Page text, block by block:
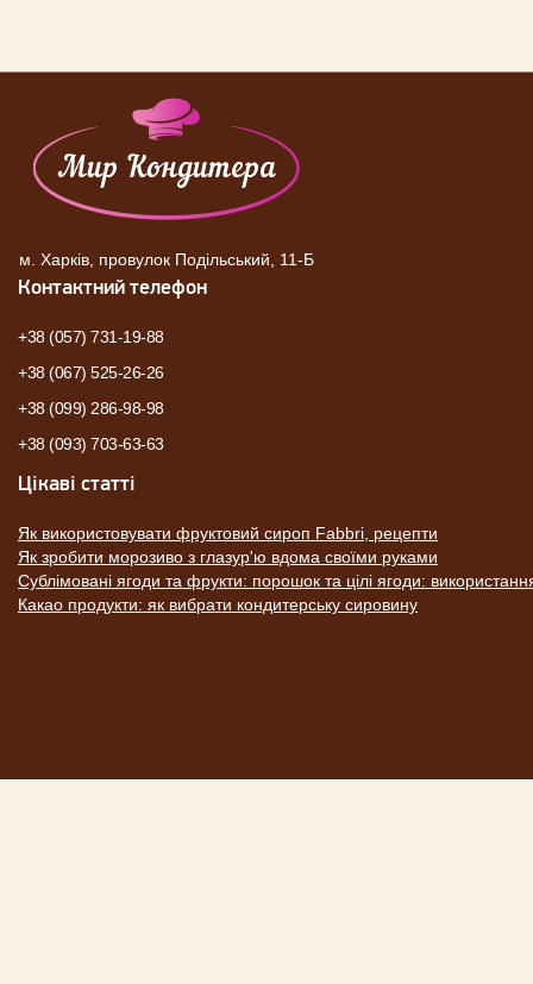
м. Харків, провулок Подільський, 11-Б
Контактний телефон
+38 (057) 731-19-88
+38 (067) 525-26-26
+38 (099) 286-98-98
+38 (093) 703-63-63
Цікаві статті
Як використовувати фруктовий сироп Fabbri, рецепти
Як зробити морозиво з глазур'ю вдома своїми руками
Сублімовані ягоди та фрукти: порошок та цілі ягоди:
Какао продукти: як вибрати кондитерську сировину